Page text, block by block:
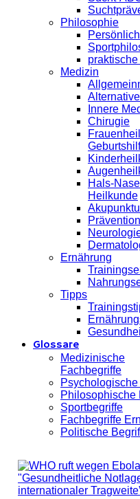
Philosophie
Medizin
Innere
Chirugie
Hals-
Heilkunde
Prävention
Ernährung
Tipps
Glossare
Medizinische
Fachbegriffe
Philosophische
Sportbegriffe
Fachbegriffe
Politische